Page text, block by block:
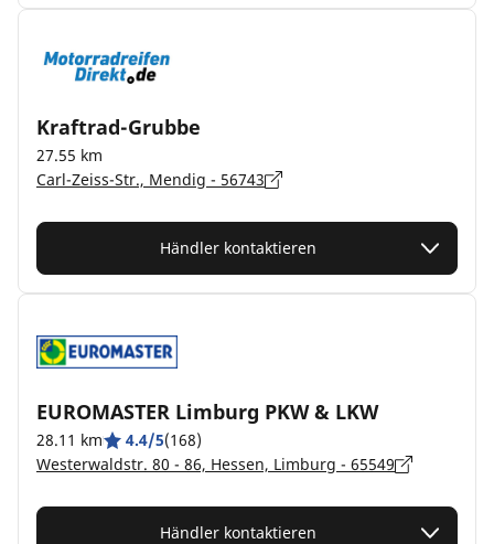
Kraftrad-Grubbe
27.55 km
Carl-Zeiss-Str., Mendig - 56743
Händler kontaktieren
EUROMASTER Limburg PKW & LKW
28.11 km 4.4/5(168)
Westerwaldstr. 80 - 86, Hessen, Limburg - 65549
Händler kontaktieren